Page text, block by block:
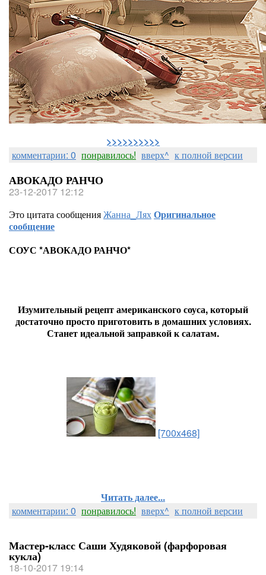
>>>>>>>>>>
комментарии: 0 понравилось! вверх^ к полной версии
АВОКАДО РАНЧО
23-12-2017 12:12
Это цитата сообщенияЖанна_ЛяхОригинальное
сообщение
СОУС *АВОКАДО РАНЧО*
Изумительный рецепт американского соуса, который
достаточно просто приготовить в домашних условиях.
Станет идеальной заправкой к салатам.
[700x468]
Читать далее...
комментарии: 0 понравилось! вверх^ к полной версии
Мастер-класс Саши Худяковой (фарфоровая
кукла)
18-10-2017 19:14